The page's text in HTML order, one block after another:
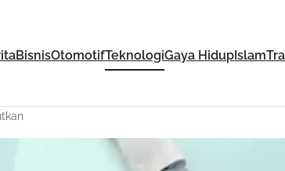
BisnisOtomotifTeknologiGaya Hidup Islam